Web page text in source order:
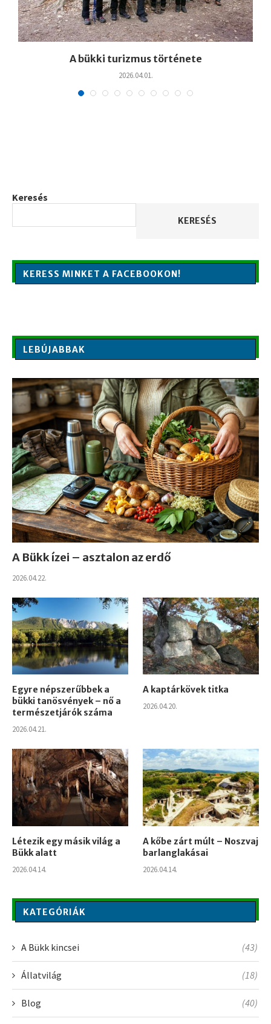
A bükki turizmus története
2026.04.01.
Keresés
KERESÉS
KERESS MINKET A FACEBOOKON!
LEBÚJABBAK
A Bükk ízei – asztalon az erdő
2026.04.22.
Egyre népszerűbbek a
bükki tanösvények – nő a
természetjárók száma
2026.04.21.
A kaptárkövek titka
2026.04.20.
Létezik egy másik világ a
Bükk alatt
2026.04.14.
A kőbe zárt múlt – Noszvaj
barlanglakásai
2026.04.14.
KATEGÓRIÁK
A Bükk kincsei (43)
Állatvilág (18)
Blog (40)